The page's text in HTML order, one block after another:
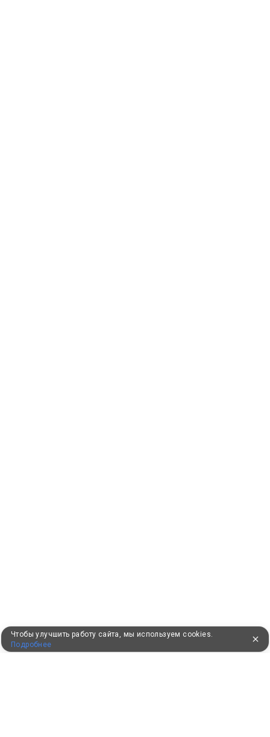
Чтобы улучшить работу сайта, мы используем cookies.
Подробнее